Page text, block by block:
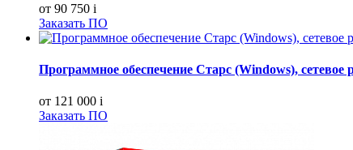
от 90 750 i
Заказать ПО
Программное обеспечение Старс (Windows), сетевое
от 121 000 i
Заказать ПО